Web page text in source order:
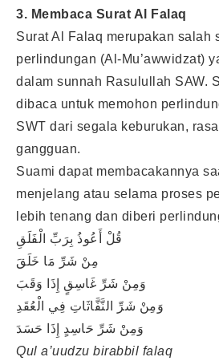
3. Membaca Surat Al Falaq
Surat Al Falaq merupakan salah
perlindungan (Al-Mu’awwidzat)
dalam sunnah Rasulullah SAW.
dibaca untuk memohon
SWT dari segala keburukan,
gangguan.
Suami dapat membacakannya
menjelang atau selama proses
lebih tenang dan diberi
قُلْ أَعُوذُ بِرَبِّ الْفَلَقِ
مِنْ شَرِّ مَا خَلَقَ
وَمِنْ شَرِّ غَاسِقٍ إِذَا وَقَبَ
وَمِنْ شَرِّ النَّفَّاثَاتِ فِي الْعُقَدِ
وَمِنْ شَرِّ حَاسِدٍ إِذَا حَسَدَ
Qul a’uudzu birabbil falaq